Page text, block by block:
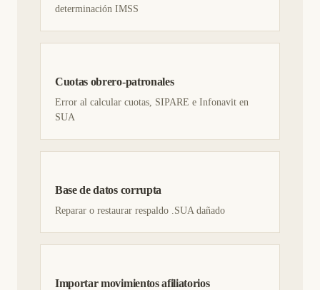
determinación IMSS
Cuotas obrero-patronales
Error al calcular cuotas, SIPARE e Infonavit en
SUA
Base de datos corrupta
Reparar o restaurar respaldo .SUA dañado
Importar movimientos afiliatorios